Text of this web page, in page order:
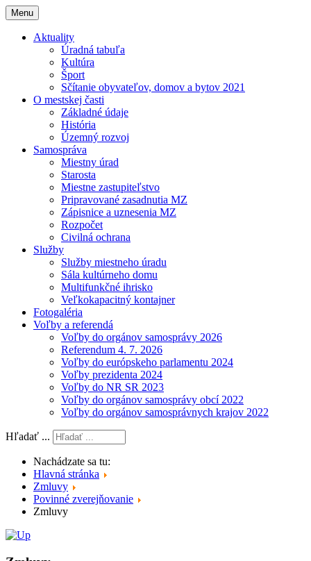
Menu
Aktuality
Úradná tabuľa
Kultúra
Šport
Sčítanie obyvateľov, domov a bytov 2021
O mestskej časti
Základné údaje
História
Územný rozvoj
Samospráva
Miestny úrad
Starosta
Miestne zastupiteľstvo
Pripravované zasadnutia MZ
Zápisnice a uznesenia MZ
Rozpočet
Civilná ochrana
Služby
Služby miestneho úradu
Sála kultúrneho domu
Multifunkčné ihrisko
Veľkokapacitný kontajner
Fotogaléria
Voľby a referendá
Voľby do orgánov samosprávy 2026
Referendum 4. 7. 2026
Voľby do európskeho parlamentu 2024
Voľby prezidenta 2024
Voľby do NR SR 2023
Voľby do orgánov samosprávy obcí 2022
Voľby do orgánov samosprávnych krajov 2022
Hľadať ...
Nachádzate sa tu:
Hlavná stránka
Zmluvy
Povinné zverejňovanie
Zmluvy